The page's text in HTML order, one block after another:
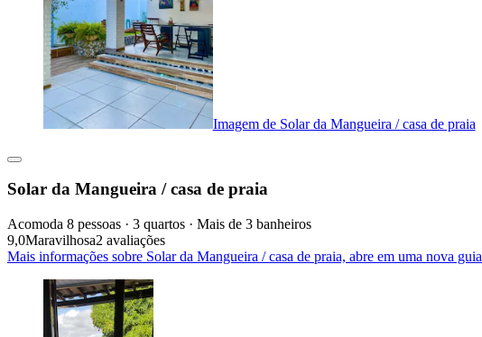
Imagem de Solar da Mangueira / casa de praia
Solar da Mangueira / casa de praia
Acomoda 8 pessoas · 3 quartos · Mais de 3 banheiros
9,0Maravilhosa2 avaliações
Mais informações sobre Solar da Mangueira / casa de praia, abre em uma nova guia